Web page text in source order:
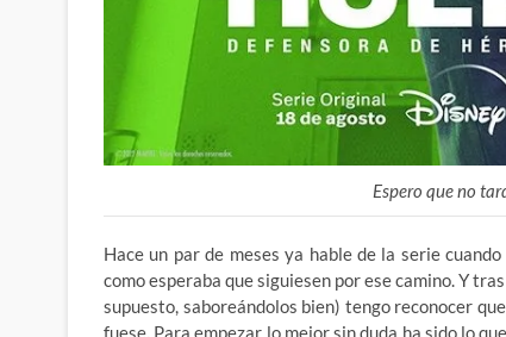
Espero que no
Hace un par de meses ya hable de la serie
como esperaba que siguiesen por ese camino. Y
supuesto, saboreándolos bien) tengo reconocer